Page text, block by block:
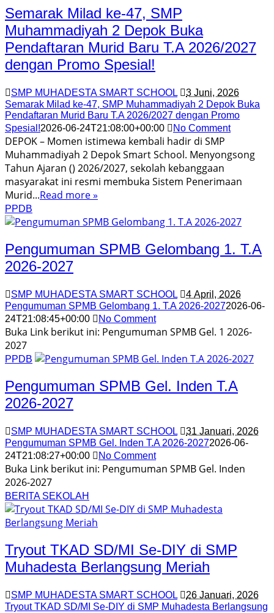
Semarak Milad ke-47, SMP
Muhammadiyah 2 Depok Buka
Pendaftaran Murid Baru T.A 2026/2027
dengan Promo Spesial!
SMP MUHADESTA SMART SCHOOL
3 Juni, 2026
Semarak Milad ke-47, SMP Muhammadiyah 2 Depok Buka
Pendaftaran Murid Baru T.A 2026/2027 dengan Promo
Spesial!2026-06-24T21:08:00+00:00 No Comment
DEPOK – Momen istimewa kembali hadir di SMP
Muhammadiyah 2 Depok Smart School. Menyongsong
Tahun Ajaran () 2026/2027, sekolah kebanggaan
masyarakat ini resmi membuka Sistem Penerimaan
Murid...Read more »
PPDB
Pengumuman SPMB Gelombang 1. T.A
2026-2027
SMP MUHADESTA SMART SCHOOL
4 April, 2026
Pengumuman SPMB Gelombang 1. T.A 2026-20272026-06-
24T21:08:45+00:00
No Comment
Buka Link berikut ini: Pengumuman SPMB Gel. 1 2026-
2027
PPDB
Pengumuman SPMB Gel. Inden T.A
2026-2027
SMP MUHADESTA SMART SCHOOL
31 Januari, 2026
Pengumuman SPMB Gel. Inden T.A 2026-20272026-06-
24T21:08:27+00:00
No Comment
Buka Link berikut ini: Pengumuman SPMB Gel. Inden
2026-2027
BERITA SEKOLAH
Tryout TKAD SD/MI Se-DIY di SMP
Muhadesta Berlangsung Meriah
SMP MUHADESTA SMART SCHOOL
26 Januari, 2026
Tryout TKAD SD/MI Se-DIY di SMP Muhadesta Berlangsung